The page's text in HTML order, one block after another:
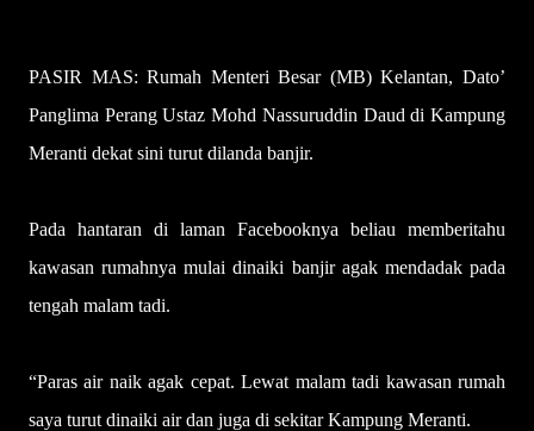
PASIR MAS: Rumah Menteri Besar (MB) Kelantan, Dato’
Panglima Perang Ustaz Mohd Nassuruddin Daud di Kampung
Meranti dekat sini turut dilanda banjir.
Pada hantaran di laman Facebooknya beliau memberitahu
kawasan rumahnya mulai dinaiki banjir agak mendadak pada
tengah malam tadi.
“Paras air naik agak cepat. Lewat malam tadi kawasan rumah
saya turut dinaiki air dan juga di sekitar Kampung Meranti.